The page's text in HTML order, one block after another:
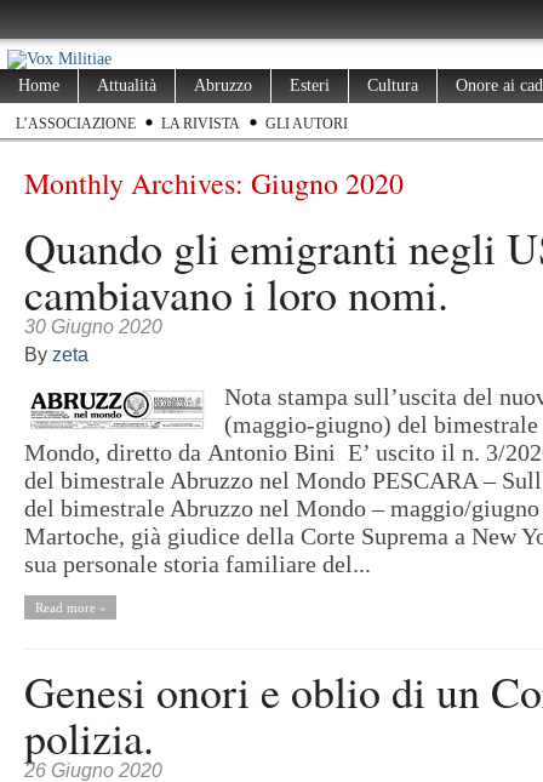
Home Attualità Abruzzo Esteri Cultura Onore ai
L’ASSOCIAZIONE LA RIVISTA GLI AUTORI
Monthly Archives: Giugno 2020
Quando gli emigranti negli
cambiavano i loro nomi.
30 Giugno 2020
By zeta
Nota stampa sull’uscita del
(maggio-giugno) del
Mondo, diretto da Antonio Bini E’ uscito il n. 3/
del bimestrale Abruzzo nel Mondo PESCARA –
del bimestrale Abruzzo nel Mondo – maggio/
Martoche, già giudice della Corte Suprema a New
sua personale storia familiare del...
Read more »
Genesi onori e oblio di un
polizia.
26 Giugno 2020